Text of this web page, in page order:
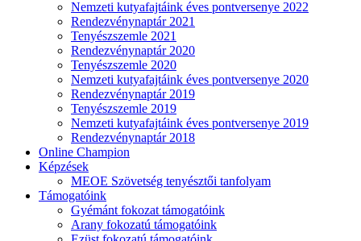
Nemzeti kutyafajtáink éves pontversenye 2022
Rendezvénynaptár 2021
Tenyészszemle 2021
Rendezvénynaptár 2020
Tenyészszemle 2020
Nemzeti kutyafajtáink éves pontversenye 2020
Rendezvénynaptár 2019
Tenyészszemle 2019
Nemzeti kutyafajtáink éves pontversenye 2019
Rendezvénynaptár 2018
Online Champion
Képzések
MEOE Szövetség tenyésztői tanfolyam
Támogatóink
Gyémánt fokozat támogatóink
Arany fokozatú támogatóink